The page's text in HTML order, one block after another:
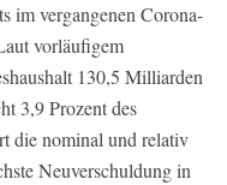
im vergangenen Corona-
vorläufigem
130,5 Milliarden
3,9 Prozent des
die nominal und relativ
Neuverschuldung in